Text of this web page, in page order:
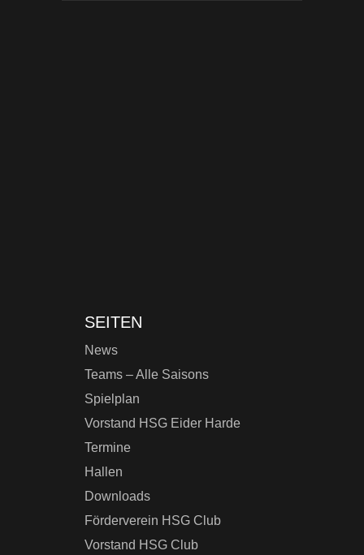
SEITEN
News
Teams – Alle Saisons
Spielplan
Vorstand HSG Eider Harde
Termine
Hallen
Downloads
Förderverein HSG Club
Vorstand HSG Club